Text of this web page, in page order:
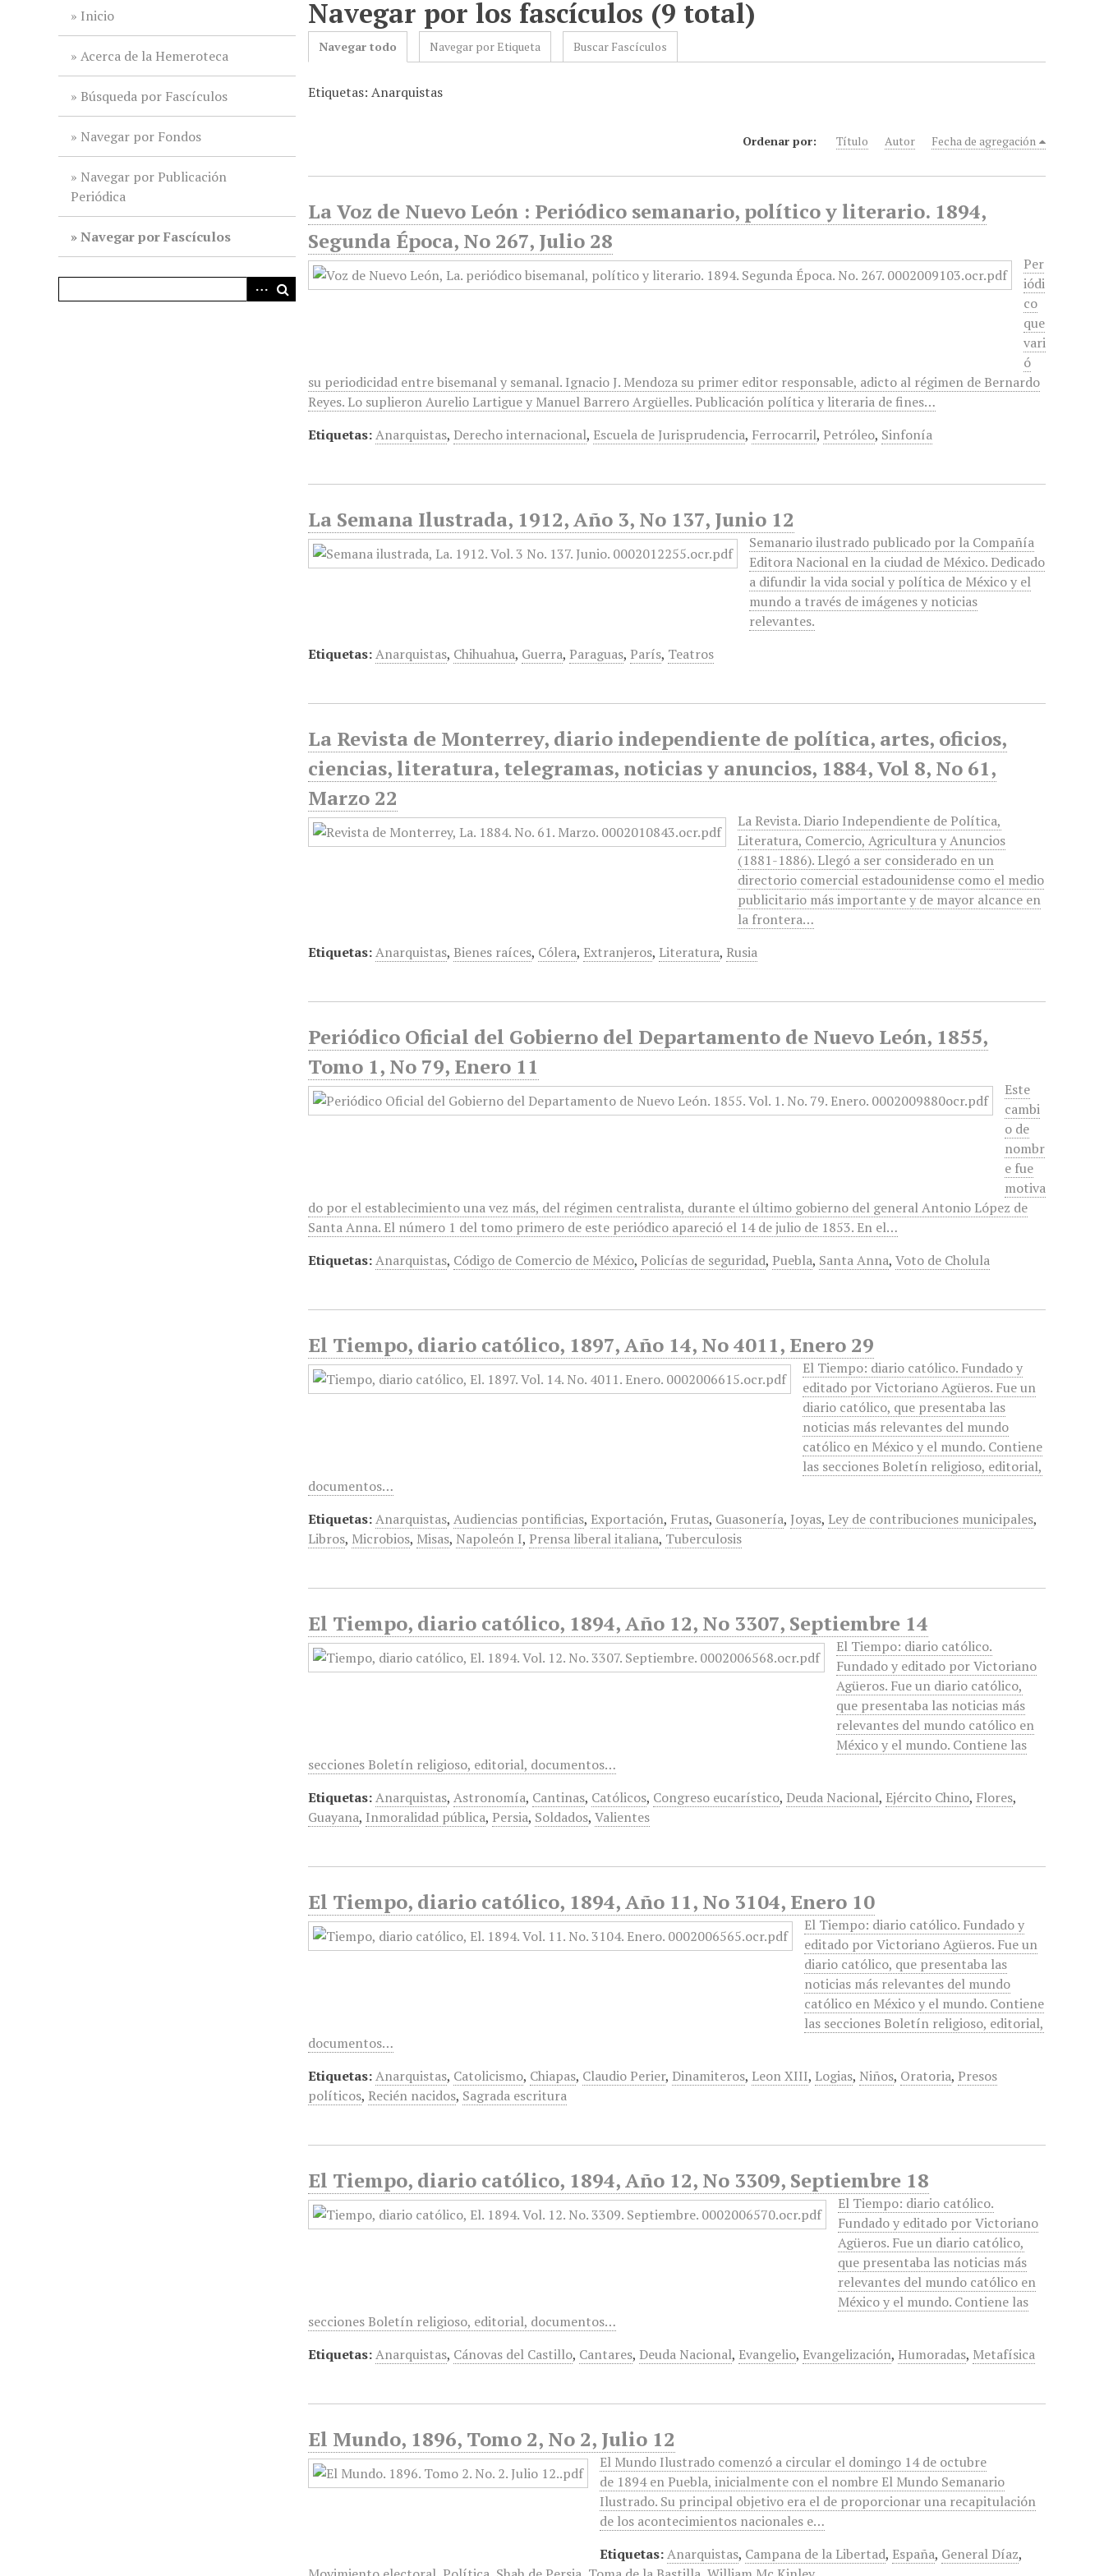
Inicio
Acerca de la Hemeroteca
Búsqueda por Fascículos
Navegar por Fondos
Navegar por Publicación
Periódica
Navegar por Fascículos
Navegar por los fascículos (9 total)
Navegar todo Navegar por Etiqueta Buscar Fascículos
Etiquetas: Anarquistas
Ordenar por: Título Autor Fecha de agregación
La Voz de Nuevo León : Periódico semanario, político y literario. 1894,
Segunda Época, No 267, Julio 28
Per
iódi
co
que
vari
ó
su periodicidad entre bisemanal y semanal. Ignacio J. Mendoza su primer editor responsable, adicto al régimen de Bernardo
Reyes. Lo suplieron Aurelio Lartigue y Manuel Barrero Argüelles. Publicación política y literaria de fines…
Etiquetas:Anarquistas, Derecho internacional, Escuela de Jurisprudencia, Ferrocarril, Petróleo, Sinfonía
La Semana Ilustrada, 1912, Año 3, No 137, Junio 12
Semanario ilustrado publicado por la Compañía
Editora Nacional en la ciudad de México. Dedicado
a difundir la vida social y política de México y el
mundo a través de imágenes y noticias
relevantes.
Etiquetas:Anarquistas, Chihuahua, Guerra, Paraguas, París, Teatros
La Revista de Monterrey, diario independiente de política, artes, oficios,
ciencias, literatura, telegramas, noticias y anuncios, 1884, Vol 8, No 61,
Marzo 22
La Revista. Diario Independiente de Política,
Literatura, Comercio, Agricultura y Anuncios
(1881-1886). Llegó a ser considerado en un
directorio comercial estadounidense como el medio
publicitario más importante y de mayor alcance en
la frontera…
Etiquetas:Anarquistas, Bienes raíces, Cólera, Extranjeros, Literatura, Rusia
Periódico Oficial del Gobierno del Departamento de Nuevo León, 1855,
Tomo 1, No 79, Enero 11
Este
cambi
o de
nombr
e fue
motiva
do por el establecimiento una vez más, del régimen centralista, durante el último gobierno del general Antonio López de
Santa Anna. El número 1 del tomo primero de este periódico apareció el 14 de julio de 1853. En el…
Etiquetas:Anarquistas, Código de Comercio de México, Policías de seguridad, Puebla, Santa Anna,Voto de Cholula
El Tiempo, diario católico, 1897, Año 14, No 4011, Enero 29
El Tiempo: diario católico. Fundado y
editado por Victoriano Agüeros. Fue un
diario católico, que presentaba las
noticias más relevantes del mundo
católico en México y el mundo. Contiene
las secciones Boletín religioso, editorial,
documentos…
Etiquetas:Anarquistas,Audiencias pontificias, Exportación, Frutas, Guasonería, Joyas, Ley de contribuciones municipales,
Libros, Microbios, Misas, Napoleón I, Prensa liberal italiana, Tuberculosis
El Tiempo, diario católico, 1894, Año 12, No 3307, Septiembre 14
El Tiempo: diario católico.
Fundado y editado por Victoriano
Agüeros. Fue un diario católico,
que presentaba las noticias más
relevantes del mundo católico en
México y el mundo. Contiene las
secciones Boletín religioso, editorial, documentos…
Etiquetas:Anarquistas,Astronomía, Cantinas, Católicos, Congreso eucarístico, Deuda Nacional, Ejército Chino, Flores,
Guayana, Inmoralidad pública, Persia, Soldados,Valientes
El Tiempo, diario católico, 1894, Año 11, No 3104, Enero 10
El Tiempo: diario católico. Fundado y
editado por Victoriano Agüeros. Fue un
diario católico, que presentaba las
noticias más relevantes del mundo
católico en México y el mundo. Contiene
las secciones Boletín religioso, editorial,
documentos…
Etiquetas:Anarquistas, Catolicismo, Chiapas, Claudio Perier, Dinamiteros, Leon XIII, Logias, Niños, Oratoria, Presos
políticos, Recién nacidos, Sagrada escritura
El Tiempo, diario católico, 1894, Año 12, No 3309, Septiembre 18
El Tiempo: diario católico.
Fundado y editado por Victoriano
Agüeros. Fue un diario católico,
que presentaba las noticias más
relevantes del mundo católico en
México y el mundo. Contiene las
secciones Boletín religioso, editorial, documentos…
Etiquetas:Anarquistas, Cánovas del Castillo, Cantares, Deuda Nacional, Evangelio, Evangelización, Humoradas, Metafísica
El Mundo, 1896, Tomo 2, No 2, Julio 12
El Mundo Ilustrado comenzó a circular el domingo 14 de octubre
de 1894 en Puebla, inicialmente con el nombre El Mundo Semanario
Ilustrado. Su principal objetivo era el de proporcionar una recapitulación
de los acontecimientos nacionales e…
Etiquetas:Anarquistas, Campana de la Libertad, España, General Díaz,